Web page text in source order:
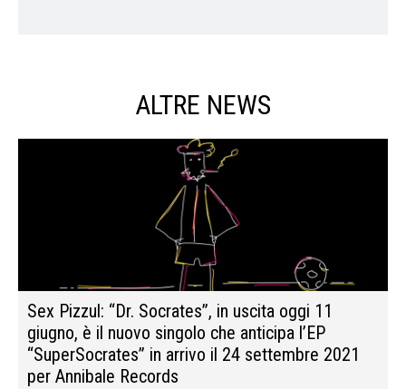
ALTRE NEWS
Sex Pizzul: “Dr. Socrates”, in uscita oggi 11
giugno, è il nuovo singolo che anticipa l’EP
“SuperSocrates” in arrivo il 24 settembre 2021
per Annibale Records